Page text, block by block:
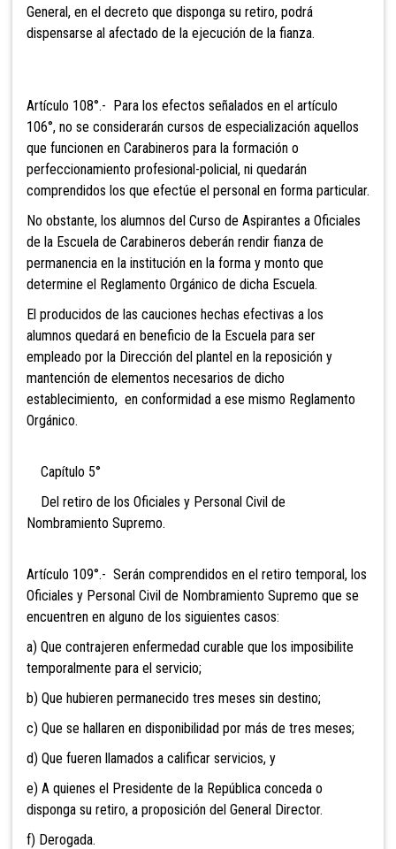
General, en el decreto que disponga su retiro, podrá
dispensarse al afectado de la ejecución de la fianza.
Artículo 108°.- Para los efectos señalados en el artículo
106°, no se considerarán cursos de especialización aquellos
que funcionen en Carabineros para la formación o
perfeccionamiento profesional-policial, ni quedarán
comprendidos los que efectúe el personal en forma particular.
No obstante, los alumnos del Curso de Aspirantes a Oficiales
de la Escuela de Carabineros deberán rendir fianza de
permanencia en la institución en la forma y monto que
determine el Reglamento Orgánico de dicha Escuela.
El producidos de las cauciones hechas efectivas a los
alumnos quedará en beneficio de la Escuela para ser
empleado por la Dirección del plantel en la reposición y
mantención de elementos necesarios de dicho
establecimiento, en conformidad a ese mismo Reglamento
Orgánico.
Capítulo 5°
Del retiro de los Oficiales y Personal Civil de
Nombramiento Supremo.
Artículo 109°.- Serán comprendidos en el retiro temporal, los
Oficiales y Personal Civil de Nombramiento Supremo que se
encuentren en alguno de los siguientes casos:
a) Que contrajeren enfermedad curable que los imposibilite
temporalmente para el servicio;
b) Que hubieren permanecido tres meses sin destino;
c) Que se hallaren en disponibilidad por más de tres meses;
d) Que fueren llamados a calificar servicios, y
e) A quienes el Presidente de la República conceda o
disponga su retiro, a proposición del General Director.
f) Derogada.